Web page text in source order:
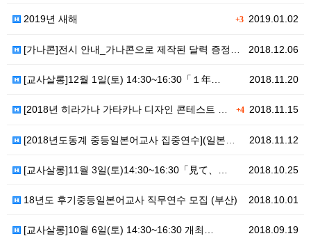
+32019.01.02
2019년 새해
2018.12.06
[가나콘]전시 안내_가나콘으로 제작된 달력 증정합니다.
2018.11.20
[교사살롱]12월 1일(토) 14:30~16:30「１年…
+42018.11.15
[2018년 히라가나 가타카나 디자인 콘테스트 결과]
2018.11.12
[2018년도동계 중등일본어교사 집중연수](일본국제교류…
2018.10.25
[교사살롱]11월 3일(토)14:30~16:30「見て、…
2018.10.01
18년도 후기중등일본어교사 직무연수 모집 (부산)
2018.09.19
[교사살롱]10월 6일(토) 14:30~16:30 개최…